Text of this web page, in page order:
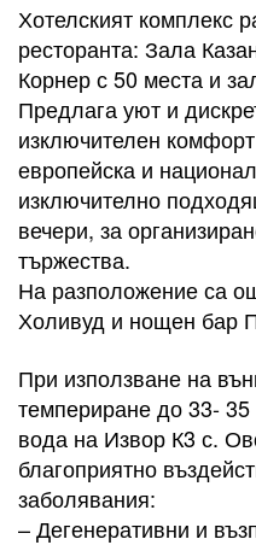
Хотелският комплекс
ресторанта: Зала
Корнер с 50 места и
Предлага уют и
изключителен
европейска и
изключително
вечери, за
тържества.
На разположение са
Холивуд и нощен бар
При използване на
темпериране до 33-
вода на Извор К3 с.
благоприятно
заболявания:
– Дегенеративни и